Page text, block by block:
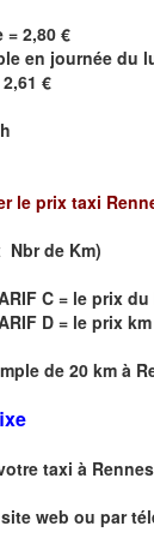
2,80 €
en journée du
2,61 €
le prix taxi
Nbr de Km)
C = le prix du
D = le prix km
de 20 km à
taxi à
web ou par